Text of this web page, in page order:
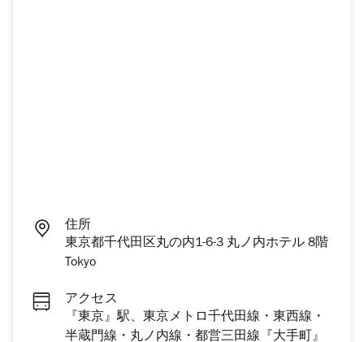
住所
東京都千代田区丸の内1-6-3 丸ノ内ホテル 8階
Tokyo
アクセス
『東京』駅、東京メトロ千代田線・東西線・
半蔵門線・丸ノ内線・都営三田線『大手町』